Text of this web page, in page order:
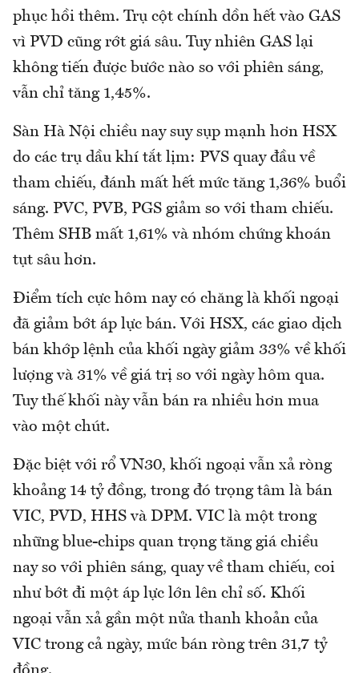
phục hồi thêm. Trụ cột chính dồn hết vào GAS
vì PVD cũng rớt giá sâu. Tuy nhiên GAS lại
không tiến được bước nào so với phiên sáng,
vẫn chỉ tăng 1,45%.
Sàn Hà Nội chiều nay suy sụp mạnh hơn HSX
do các trụ dầu khí tắt lịm: PVS quay đầu về
tham chiếu, đánh mất hết mức tăng 1,36% buổi
sáng. PVC, PVB, PGS giảm so với tham chiếu.
Thêm SHB mất 1,61% và nhóm chứng khoán
tụt sâu hơn.
Điểm tích cực hôm nay có chăng là khối ngoại
đã giảm bớt áp lực bán. Với HSX, các giao dịch
bán khớp lệnh của khối ngày giảm 33% về khối
lượng và 31% về giá trị so với ngày hôm qua.
Tuy thế khối này vẫn bán ra nhiều hơn mua
vào một chút.
Đặc biệt với rổ VN30, khối ngoại vẫn xả ròng
khoảng 14 tỷ đồng, trong đó trọng tâm là bán
VIC, PVD, HHS và DPM. VIC là một trong
những blue-chips quan trọng tăng giá chiều
nay so với phiên sáng, quay về tham chiếu, coi
như bớt đi một áp lực lớn lên chỉ số. Khối
ngoại vẫn xả gần một nửa thanh khoản của
VIC trong cả ngày, mức bán ròng trên 31,7 tỷ